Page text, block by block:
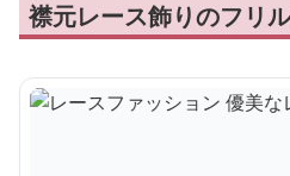
襟元レース飾りのフリ